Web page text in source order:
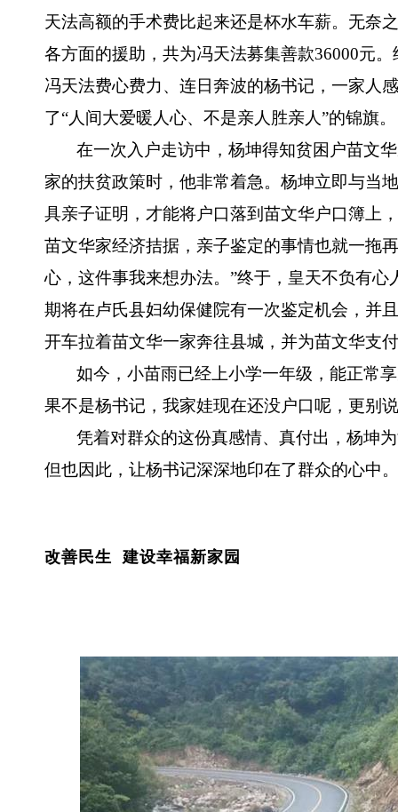
天法高额的手术费比起来还是杯水车薪。无奈
各方面的援助，共为冯天法募集善款36000元
冯天法费心费力、连日奔波的杨书记，一家人
了“人间大爱暖人心、不是亲人胜亲人”的锦旗。
在一次入户走访中，杨坤得知贫困户苗文
家的扶贫政策时，他非常着急。杨坤立即与当
具亲子证明，才能将户口落到苗文华户口簿上
苗文华家经济拮据，亲子鉴定的事情也就一拖
心，这件事我来想办法。”终于，皇天不负有
期将在卢氏县妇幼保健院有一次鉴定机会，并
开车拉着苗文华一家奔往县城，并为苗文华支
如今，小苗雨已经上小学一年级，能正常
果不是杨书记，我家娃现在还没户口呢，更别
凭着对群众的这份真感情、真付出，杨坤
但也因此，让杨书记深深地印在了群众的心中。
改善民生 建设幸福新家园